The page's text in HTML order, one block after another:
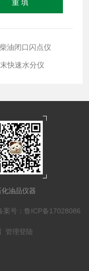
油闭口闪点仪
快速水分仪
化油品仪器
案号：鲁ICP备17028086
管理登陆